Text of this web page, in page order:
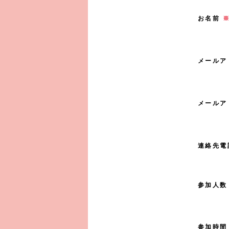
お名前 ※
メールア
メールア
連絡先電
参加人数
参加時間